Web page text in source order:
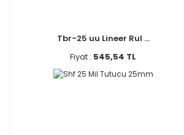
Tbr-25 uu Lineer Rul ...
Fiyat : 545,54 TL